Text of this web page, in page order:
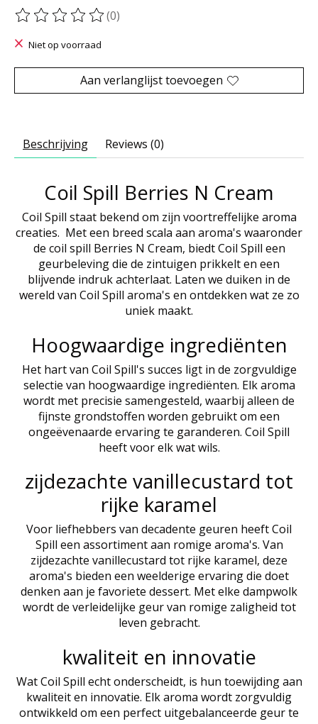
De beoordeling van dit product is
(0)
Niet op voorraad
Aan verlanglijst toevoegen
Beschrijving Reviews (0)
Coil Spill Berries N Cream
Coil Spill staat bekend om zijn voortreffelijke aroma
creaties. Met een breed scala aan aroma's waaronder
de coil spill Berries N Cream, biedt Coil Spill een
geurbeleving die de zintuigen prikkelt en een
blijvende indruk achterlaat. Laten we duiken in de
wereld van Coil Spill aroma's en ontdekken wat ze zo
uniek maakt.
Hoogwaardige ingrediënten
Het hart van Coil Spill's succes ligt in de zorgvuldige
selectie van hoogwaardige ingrediënten. Elk aroma
wordt met precisie samengesteld, waarbij alleen de
fijnste grondstoffen worden gebruikt om een
ongeëvenaarde ervaring te garanderen. Coil Spill
heeft voor elk wat wils.
zijdezachte vanillecustard tot
rijke karamel
Voor liefhebbers van decadente geuren heeft Coil
Spill een assortiment aan romige aroma's. Van
zijdezachte vanillecustard tot rijke karamel, deze
aroma's bieden een weelderige ervaring die doet
denken aan je favoriete dessert. Met elke dampwolk
wordt de verleidelijke geur van romige zaligheid tot
leven gebracht.
kwaliteit en innovatie
Wat Coil Spill echt onderscheidt, is hun toewijding aan
kwaliteit en innovatie. Elk aroma wordt zorgvuldig
ontwikkeld om een perfect uitgebalanceerde geur te